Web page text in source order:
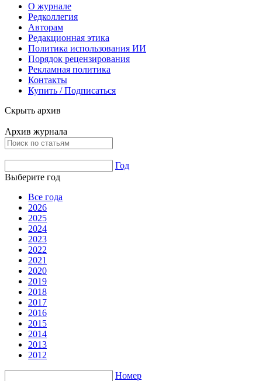
О журнале
Редколлегия
Авторам
Редакционная этика
Политика использования ИИ
Порядок рецензирования
Рекламная политика
Контакты
Купить / Подписаться
Скрыть архив
Архив журнала
Год
Выберите год
Все года
2026
2025
2024
2023
2022
2021
2020
2019
2018
2017
2016
2015
2014
2013
2012
Номер